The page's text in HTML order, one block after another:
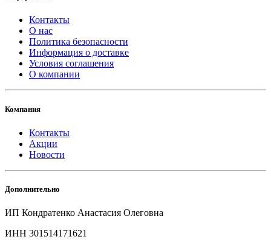
Контакты
О нас
Политика безопасности
Информация о доставке
Условия соглашения
О компании
Компания
Контакты
Акции
Новости
Дополнительно
ИП Кондратенко Анастасия Олеговна
ИНН 301514171621